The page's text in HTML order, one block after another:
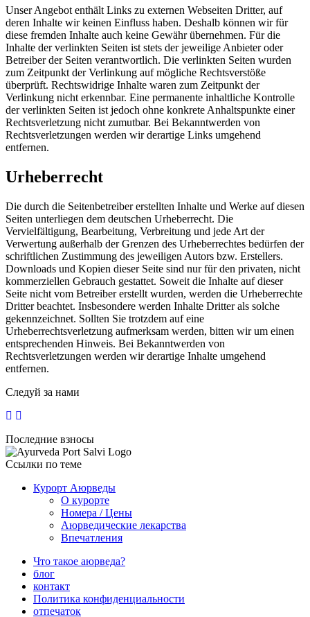
Unser Angebot enthält Links zu externen Webseiten Dritter, auf
deren Inhalte wir keinen Einfluss haben. Deshalb können wir für
diese fremden Inhalte auch keine Gewähr übernehmen. Für die
Inhalte der verlinkten Seiten ist stets der jeweilige Anbieter oder
Betreiber der Seiten verantwortlich. Die verlinkten Seiten wurden
zum Zeitpunkt der Verlinkung auf mögliche Rechtsverstöße
überprüft. Rechtswidrige Inhalte waren zum Zeitpunkt der
Verlinkung nicht erkennbar. Eine permanente inhaltliche Kontrolle
der verlinkten Seiten ist jedoch ohne konkrete Anhaltspunkte einer
Rechtsverletzung nicht zumutbar. Bei Bekanntwerden von
Rechtsverletzungen werden wir derartige Links umgehend
entfernen.
Urheberrecht
Die durch die Seitenbetreiber erstellten Inhalte und Werke auf diesen
Seiten unterliegen dem deutschen Urheberrecht. Die
Vervielfältigung, Bearbeitung, Verbreitung und jede Art der
Verwertung außerhalb der Grenzen des Urheberrechtes bedürfen der
schriftlichen Zustimmung des jeweiligen Autors bzw. Erstellers.
Downloads und Kopien dieser Seite sind nur für den privaten, nicht
kommerziellen Gebrauch gestattet. Soweit die Inhalte auf dieser
Seite nicht vom Betreiber erstellt wurden, werden die Urheberrechte
Dritter beachtet. Insbesondere werden Inhalte Dritter als solche
gekennzeichnet. Sollten Sie trotzdem auf eine
Urheberrechtsverletzung aufmerksam werden, bitten wir um einen
entsprechenden Hinweis. Bei Bekanntwerden von
Rechtsverletzungen werden wir derartige Inhalte umgehend
entfernen.
Следуй за нами
Последние взносы
Ссылки по теме
Курорт Аюрведы
О курорте
Номера / Цены
Аюрведические лекарства
Впечатления
Что такое аюрведа?
блог
контакт
Политика конфиденциальности
отпечаток